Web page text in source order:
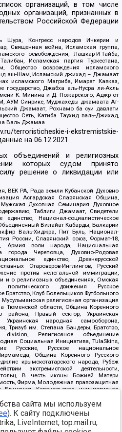
организаций, в том числе
организаций, признанных в
Российской Федерации
Шура, Конгресс народов Ичкерии и
Священная война, Исламская группа,
освобождения, Лашкар-И-Тайба,
Исламская партия Туркестана,
Общество возрождения исламского
аш-Шам, Исламский джихад – Джамаат
исламского Магриба, Имарат Кавказ,
государство, Джабха аль-Нусра ли-Ахль
К. Минина и Д. Пожарского, Аджр от
АУМ Синрике, Муджахеды джамаата Ат-
Джамаат, Рохнамо ба суи давлати
Сеть, Катиба Таухид валь-Джихад,
Валь Джамаа
terroristicheskie-i-ekstremistskie-
на06.12.2021
объединений и религиозных
которых судом принято
решение о ликвидации или
ВЕК РА, Рада земли Кубанской Духовно
Асгардская Славянская Община,
Духовная Семинария Духовное
Таблиги Джамаат, Свидетели
Национал-социалистическое
Вилайат Кабарды, Балкарии
Валь-Хиджра, Пит Буль, Национал-
России, Славянский союз, Формат-18,
Армия воли народа, Национальная
города Череповца, Духовно-Родовая
единство, Древнерусской
Староверов-Инглингов, Русский
против нелегальной иммиграции,
и о религиозных объединениях, Омская
политического движения Русское
Братство, Клуб Болельщиков Футбольного
религиозная организация
Тюменской области, Община Коренного
района, Правый сектор, Украинская
народная самооборона,
Тризуб им. Степана Бандеры, Братство,
Религиозное объединение
Социальная Инициатива, TulaSkins,
Русские, Русское национальное
Община Коренного Русского
крымскотатарского народа, Рубеж
экстремистской деятельности,
В честь иконы Божией Матери
Фирма, Молодежная правозащитная
Каракольская инициативная
Ак Умут, Русская республика Русь,
Башкорт, Нация и свобода, W.H.С., Фалунь
клуб-Новокузнецк/РПК,
борьбы с коррупцией, Фонд защиты прав
граждан СССР Прикубанского округа г.
сайта мы используем
). К сайту подключены
LiveInternet, top.mail.ru,